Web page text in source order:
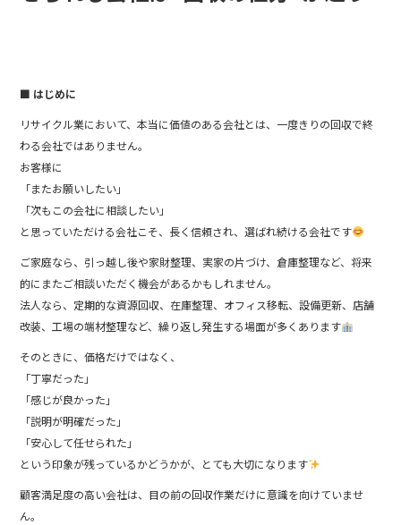
■ はじめに
リサイクル業において、本当に価値のある会社とは、一度きりの回収で終
わる会社ではありません。
お客様に
「またお願いしたい」
「次もこの会社に相談したい」
と思っていただける会社こそ、長く信頼され、選ばれ続ける会社です
ご家庭なら、引っ越し後や家財整理、実家の片づけ、倉庫整理など、将来
的にまたご相談いただく機会があるかもしれません。
法人なら、定期的な資源回収、在庫整理、オフィス移転、設備更新、店舗
改装、工場の端材整理など、繰り返し発生する場面が多くあります
そのときに、価格だけではなく、
「丁寧だった」
「感じが良かった」
「説明が明確だった」
「安心して任せられた」
という印象が残っているかどうかが、とても大切になります
顧客満足度の高い会社は、目の前の回収作業だけに意識を向けていませ
ん。